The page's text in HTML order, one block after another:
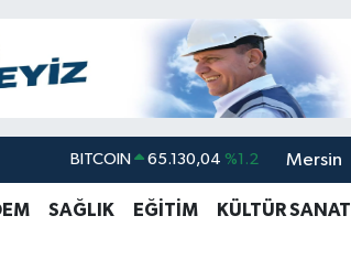
BITCOIN 65.130,04 %1.2
DOLAR 47,7106 %0.17
Mersin
SAĞLIK EĞİTİM KÜLTÜR SANAT